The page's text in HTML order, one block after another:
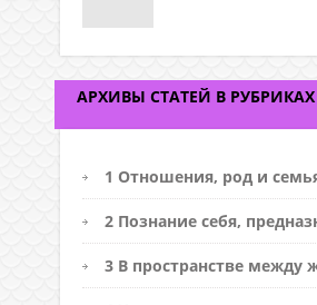
АРХИВЫ СТАТЕЙ В РУБРИКАХ
1 Отношения, род и
2 Познание себя,
3 В пространстве между